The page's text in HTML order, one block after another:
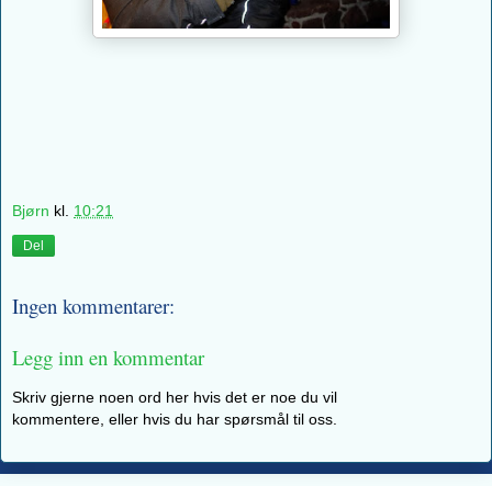
Bjørn kl. 10:21
Del
Ingen kommentarer:
Legg inn en kommentar
Skriv gjerne noen ord her hvis det er noe du vil
kommentere, eller hvis du har spørsmål til oss.